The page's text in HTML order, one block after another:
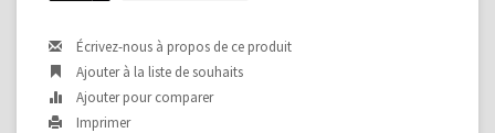
Écrivez-nous à propos de ce produit
Ajouter à la liste de souhaits
Ajouter pour comparer
Imprimer